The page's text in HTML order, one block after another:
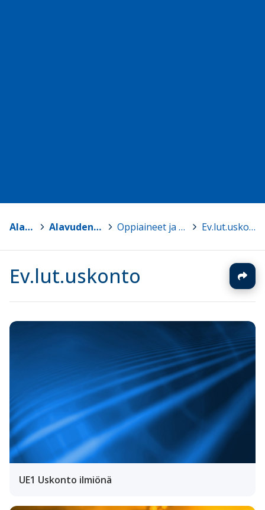
Alavus > Alavuden lukio > Oppiaineet ja kurssit > Ev.lut.uskonto
Ev.lut.uskonto
UE1 Uskonto ilmiönä